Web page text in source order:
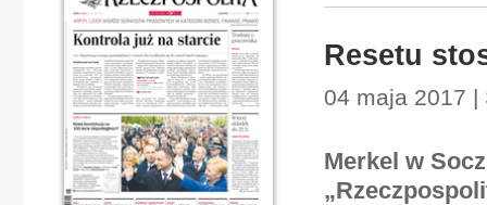
Resetu
04 maja 2017 |
Merkel w